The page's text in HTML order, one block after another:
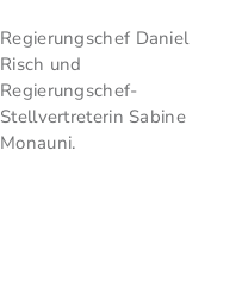
Regierungschef Daniel
Risch und
Regierungschef-
Stellvertreterin Sabine
Monauni.